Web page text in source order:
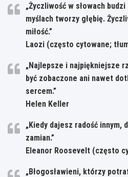
„Życzliwość w słowach
myślach tworzy głębię.
miłość.”
Laozi (często cytowane;
„Najlepsze i najpiękniejsze
być zobaczone ani nawet
sercem.”
Helen Keller
„Kiedy dajesz radość
zamian.”
Eleanor Roosevelt (często
„Błogosławieni, którzy